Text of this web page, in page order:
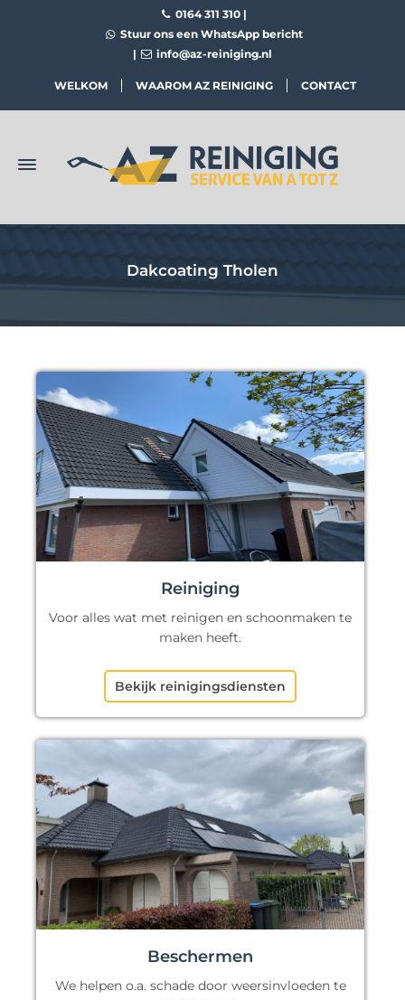
0164 311 310 |
Stuur ons een WhatsApp bericht
|
info@az-reiniging.nl
WELKOM WAAROM AZ REINIGING CONTACT
Dakcoating Tholen
Reiniging
Voor alles wat met reinigen en schoonmaken te
maken heeft.
Bekijk reinigingsdiensten
Beschermen
We helpen o.a. schade door weersinvloeden te